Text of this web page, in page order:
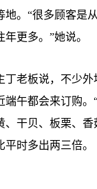
地。“很多顾客是
更多。”她说。
板说，不少外
午都会来订购
、干贝、板栗、
时多出两三倍。